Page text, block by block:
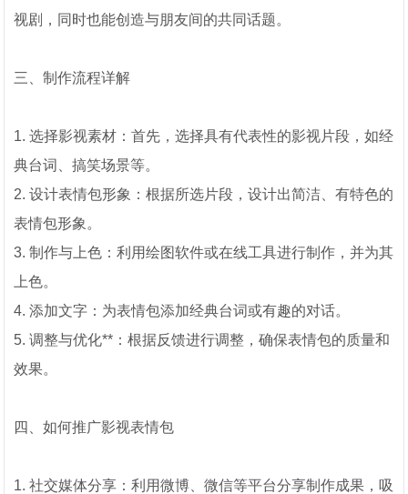
视剧，同时也能创造与朋友间的共同话题。
三、制作流程详解
1. 选择影视素材：首先，选择具有代表性的影视片段，如经
典台词、搞笑场景等。
2. 设计表情包形象：根据所选片段，设计出简洁、有特色的
表情包形象。
3. 制作与上色：利用绘图软件或在线工具进行制作，并为其
上色。
4. 添加文字：为表情包添加经典台词或有趣的对话。
5. 调整与优化**：根据反馈进行调整，确保表情包的质量和
效果。
四、如何推广影视表情包
1. 社交媒体分享：利用微博、微信等平台分享制作成果，吸